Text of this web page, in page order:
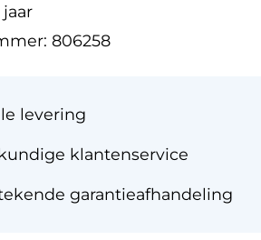
jaar
806258
levering
klantenservice
garantieafhandeling